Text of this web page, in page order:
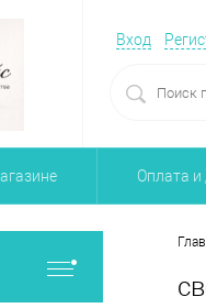
Вход
Оплата и